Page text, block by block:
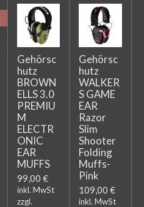
Gehörsc
hutz
BROWN
ELLS 3.0
PREMIU
M
ELECTR
ONIC
EAR
MUFFS
99,00 €
inkl. MwSt
zzgl.
Gehörsc
hutz
WALKER
S GAME
EAR
Razor
Slim
Shooter
Folding
Muffs-
Pink
109,00 €
inkl. MwSt